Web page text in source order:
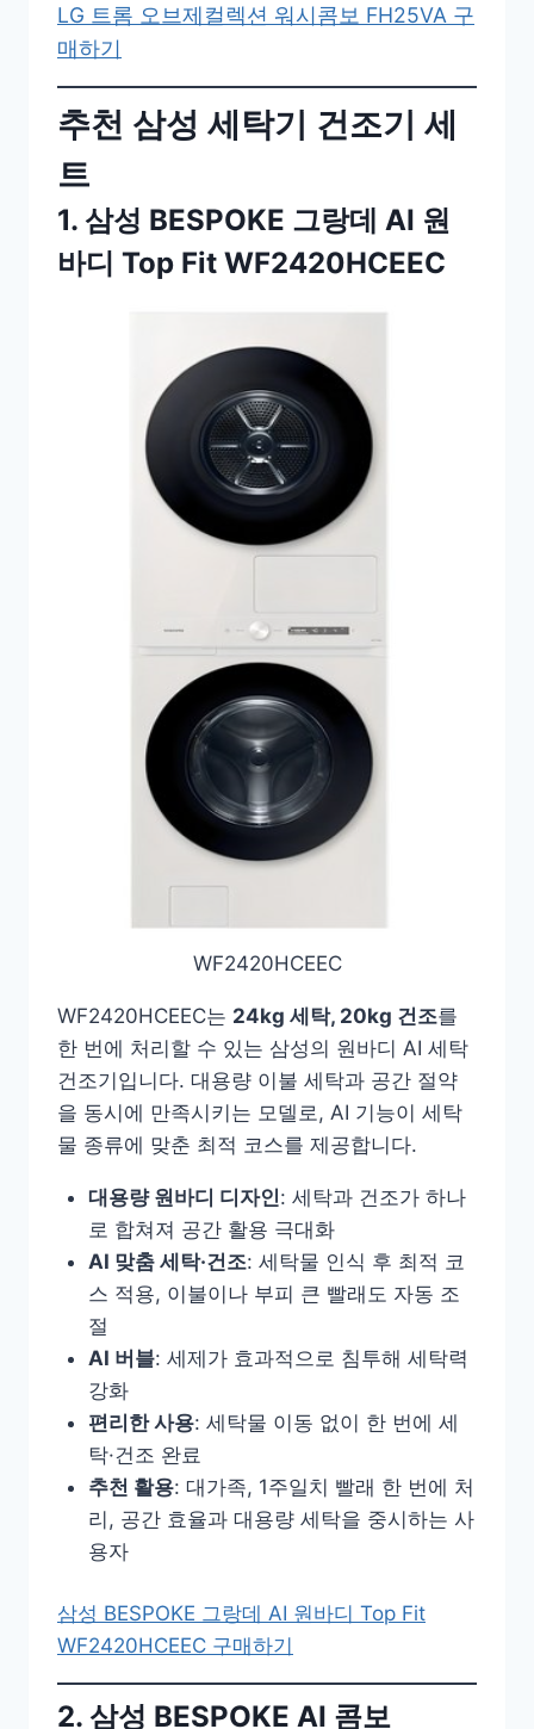
LG 트롬 오브제컬렉션 워시콤보 FH25VA 구
매하기
추천 삼성 세탁기 건조기 세
트
1. 삼성 BESPOKE 그랑데 AI 원
바디 Top Fit WF2420HCEEC
WF2420HCEEC
WF2420HCEEC는 24kg 세탁, 20kg 건조를
한 번에 처리할 수 있는 삼성의 원바디 AI 세탁
건조기입니다. 대용량 이불 세탁과 공간 절약
을 동시에 만족시키는 모델로, AI 기능이 세탁
물 종류에 맞춘 최적 코스를 제공합니다.
대용량 원바디 디자인: 세탁과 건조가 하나
로 합쳐져 공간 활용 극대화
AI 맞춤 세탁·건조: 세탁물 인식 후 최적 코
스 적용, 이불이나 부피 큰 빨래도 자동 조
절
AI 버블: 세제가 효과적으로 침투해 세탁력
강화
편리한 사용: 세탁물 이동 없이 한 번에 세
탁·건조 완료
추천 활용: 대가족, 1주일치 빨래 한 번에 처
리, 공간 효율과 대용량 세탁을 중시하는 사
용자
삼성 BESPOKE 그랑데 AI 원바디 Top Fit
WF2420HCEEC 구매하기
2. 삼성 BESPOKE AI 콤보